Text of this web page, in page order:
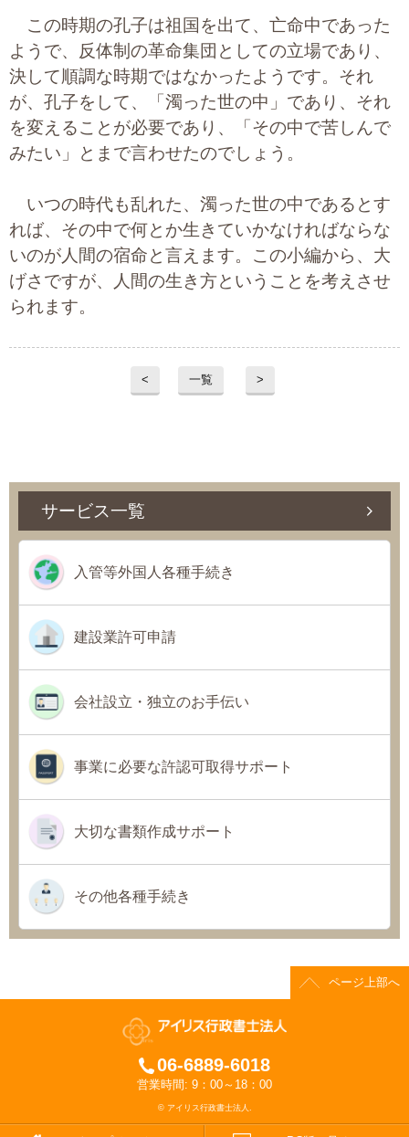
この時期の孔子は祖国を出て、亡命中であった
ようで、反体制の革命集団としての立場であり、
決して順調な時期ではなかったようです。それ
が、孔子をして、「濁った世の中」であり、それ
を変えることが必要であり、「その中で苦しんで
みたい」とまで言わせたのでしょう。
いつの時代も乱れた、濁った世の中であるとす
れば、その中で何とか生きていかなければならな
いのが人間の宿命と言えます。この小編から、大
げさですが、人間の生き方ということを考えさせ
られます。
< 一覧 >
サービス一覧
入管等外国人各種手続き
建設業許可申請
会社設立・独立のお手伝い
事業に必要な許認可取得サポート
大切な書類作成サポート
その他各種手続き
ページ上部へ
06-6889-6018
営業時間: 9：00～18：00
© アイリス行政書士法人.